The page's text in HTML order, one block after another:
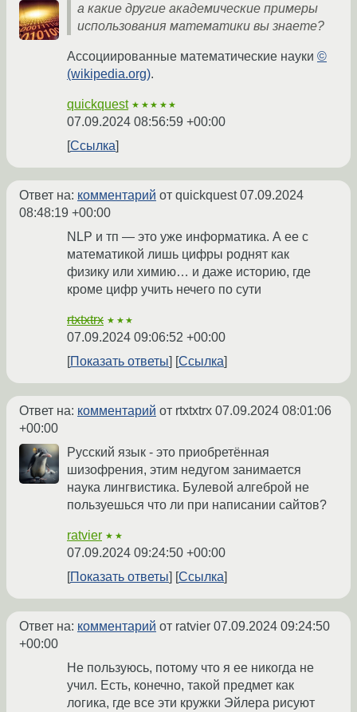
а какие другие академические примеры
использования математики вы знаете?
Ассоциированные математические науки ©
(wikipedia.org).
quickquest ★★★★★
07.09.2024 08:56:59 +00:00
Ссылка
Ответ на: комментарий от quickquest07.09.2024
08:48:19 +00:00
NLP и тп — это уже информатика. А ее с
математикой лишь цифры роднят как
физику или химию… и даже историю, где
кроме цифр учить нечего по сути
rtxtxtrx ★★★
07.09.2024 09:06:52 +00:00
Показать ответы
Ссылка
Ответ на: комментарий от rtxtxtrx 07.09.2024 08:01:06
+00:00
Русский язык - это приобретённая
шизофрения, этим недугом занимается
наука лингвистика. Булевой алгеброй не
пользуешься что ли при написании сайтов?
ratvier ★★
07.09.2024 09:24:50 +00:00
Показать ответы
Ссылка
Ответ на: комментарий от ratvier 07.09.2024 09:24:50
+00:00
Не пользуюсь, потому что я ее никогда не
учил. Есть, конечно, такой предмет как
логика, где все эти кружки Эйлера рисуют